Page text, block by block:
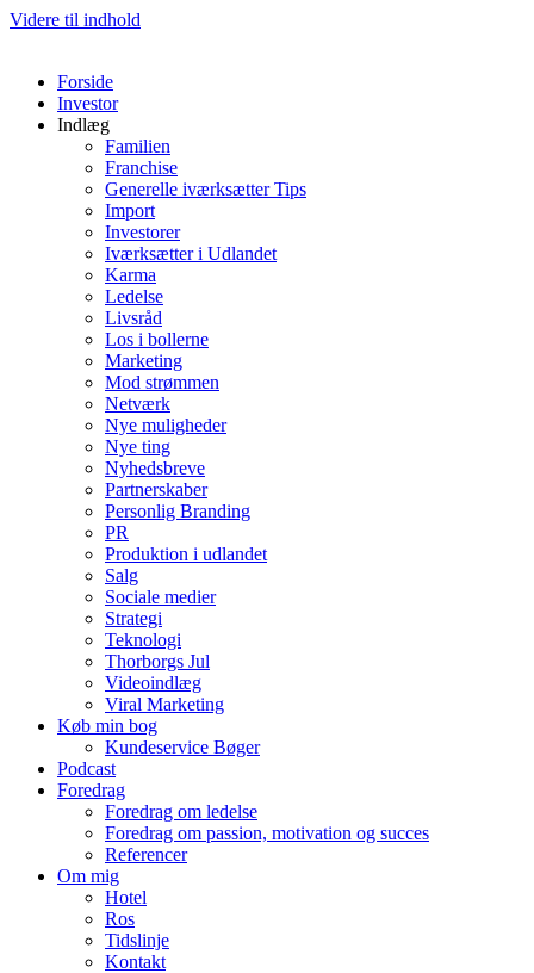
Videre til indhold
Forside
Investor
Indlæg
Familien
Franchise
Generelle iværksætter Tips
Import
Investorer
Iværksætter i Udlandet
Karma
Ledelse
Livsråd
Los i bollerne
Marketing
Mod strømmen
Netværk
Nye muligheder
Nye ting
Nyhedsbreve
Partnerskaber
Personlig Branding
PR
Produktion i udlandet
Salg
Sociale medier
Strategi
Teknologi
Thorborgs Jul
Videoindlæg
Viral Marketing
Køb min bog
Kundeservice Bøger
Podcast
Foredrag
Foredrag om ledelse
Foredrag om passion, motivation og succes
Referencer
Om mig
Hotel
Ros
Tidslinje
Kontakt